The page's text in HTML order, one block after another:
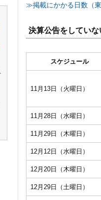
≫掲載にかかる日数（東
決算公告をしてい
スケジュール
11月13日（火曜日）
11月28日（水曜日）
11月29日（木曜日）
12月12日（水曜日）
12月20日（木曜日）
12月29日（土曜日）